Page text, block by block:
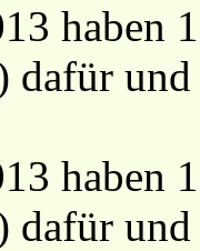
haben
dafür
haben
dafür